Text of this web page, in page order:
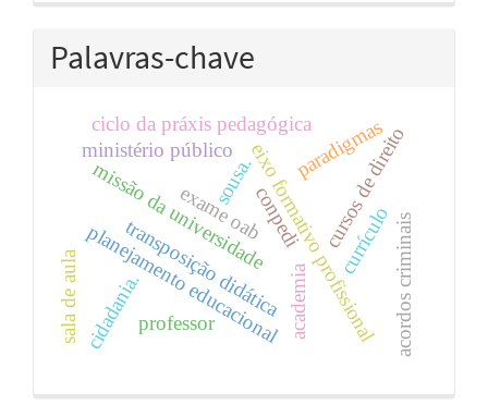
Palavras-chave
academia
eixo formativo profissional
planejamento educacional
transposição didática
ciclo da práxis pedagógica
exame oab
missão da universidade
sousa. cursos de direito
currículo
cidadania.
ministério público
acordos criminais
sala de aula
conpedi
paradigmas
professor